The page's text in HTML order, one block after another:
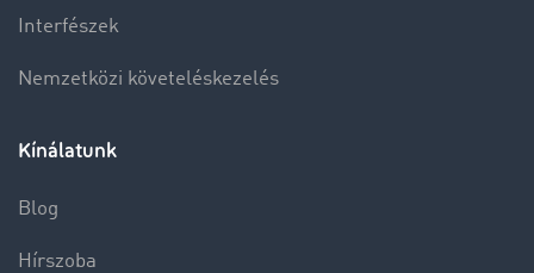
Interfészek
Nemzetközi követeléskezelés
Kínálatunk
Blog
Hírszoba